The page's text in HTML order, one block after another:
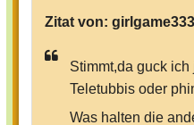
Zitat von: girlgame333
Stimmt,da guck
Teletubbis oder
Was halten die